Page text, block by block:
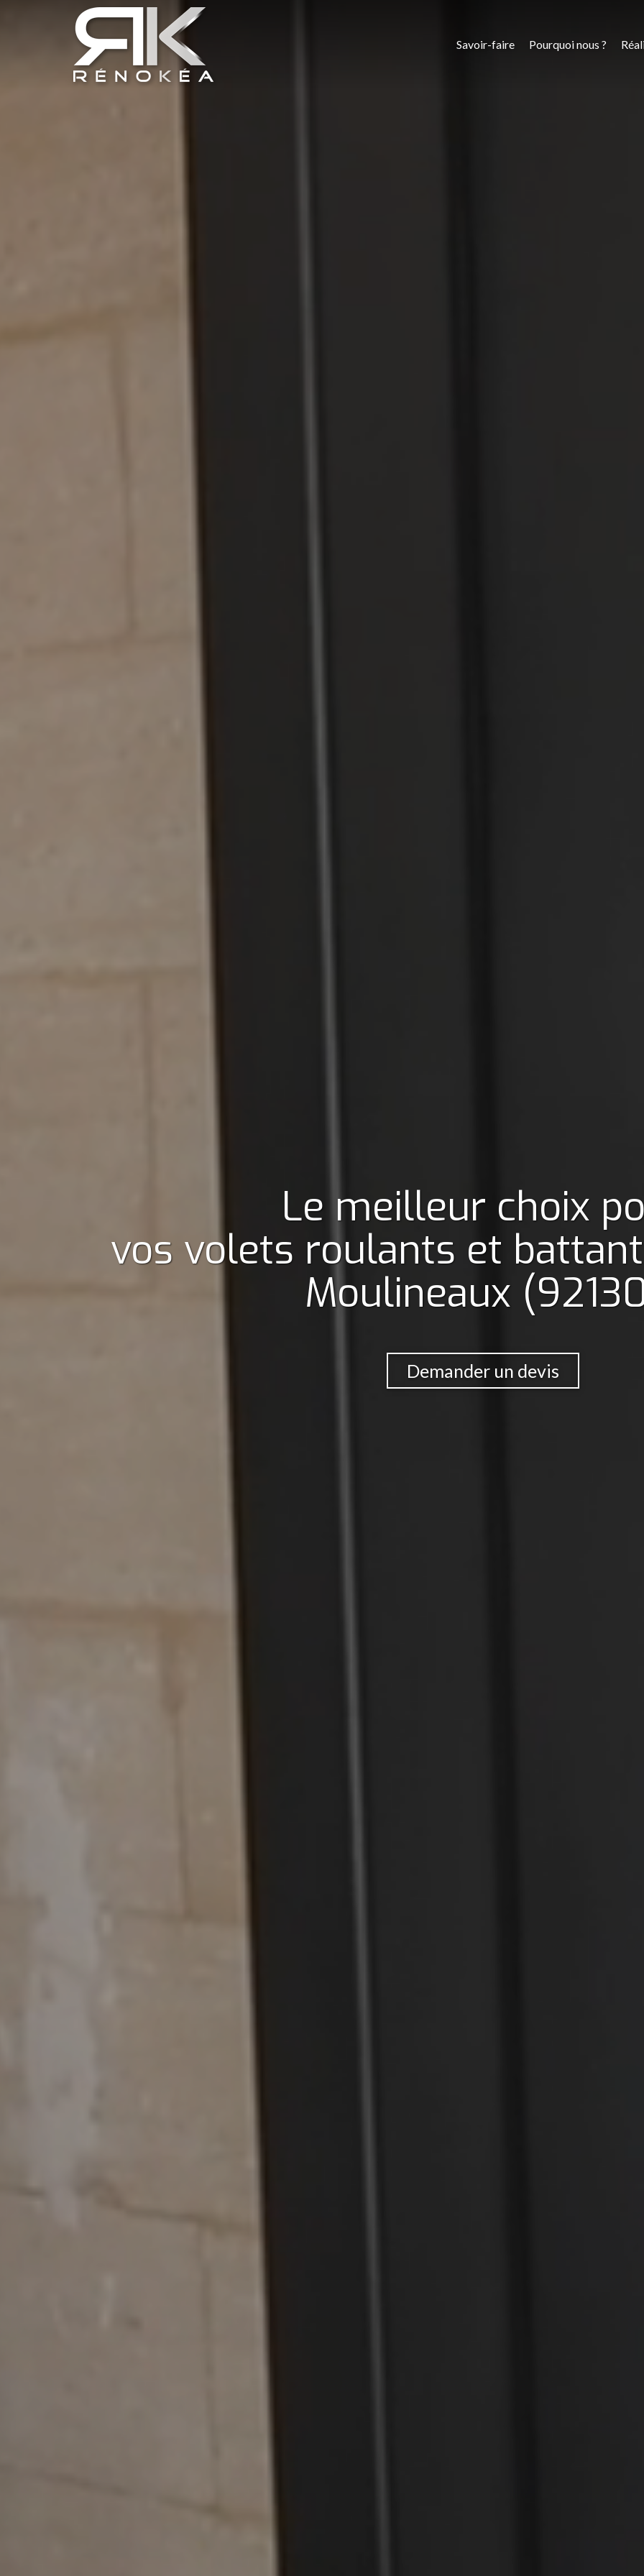
Savoir-faire Pourquoi nous ?
Le meilleur choix
vos volets roulants et
Moulineaux
Demander un devis